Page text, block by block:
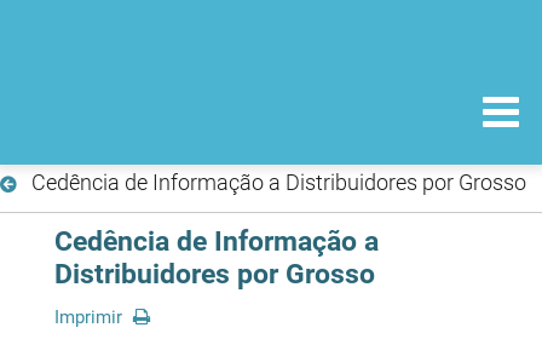
Cedência de Informação a Distribuidores por Grosso
Cedência de Informação a
Distribuidores por Grosso
Imprimir